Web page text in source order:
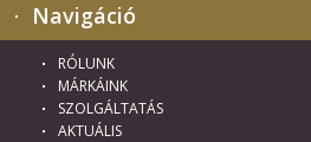
Navigáció
RÓLUNK
MÁRKÁINK
SZOLGÁLTATÁS
AKTUÁLIS